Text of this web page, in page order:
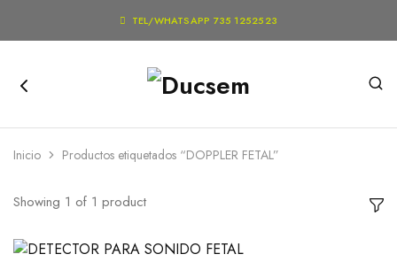
 TEL/WHATSAPP 735 1252523
Inicio Productos etiquetados “DOPPLER FETAL”
Showing 1 of 1 product